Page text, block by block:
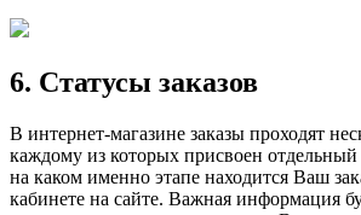
6. Статусы заказов
В интернет-магазине заказы проходят
каждому из которых присвоен отдельный
на каком именно этапе находится Ваш
кабинете на сайте. Важная информация